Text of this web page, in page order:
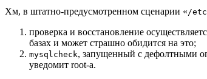
Хм, в штатно-предусмотренном сценарии « /
проверка и восстановление
базах и может страшно обидится на это;
mysqlcheck, запущенный с дефолтными
уведомит root-а.